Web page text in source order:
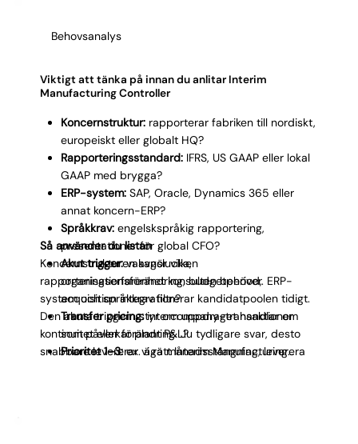
Behovsanalys
Viktigt att tänka på innan du anlitar Interim
Manufacturing Controller
Koncernstruktur:rapporterar fabriken till nordiskt,
europeiskt eller globalt HQ?
Rapporteringsstandard:IFRS, US GAAP eller lokal
GAAP med brygga?
ERP-system:SAP, Oracle, Dynamics 365 eller
annat koncern-ERP?
Språkkrav:engelskspråkig rapportering,
presentationer för global CFO?
Akut trigger:vakanslucka,
organisationsförändring, budgetperiod,
acquisition integration?
Transfer pricing:intercompany-transaktioner
som påverkar plant P&L?
Prioritet 1–3:ex. äga månadsstängning, leverera
Så använder du listan
Koncernstrukturen avgör vilken
rapporteringserfarenhet konsulten behöver. ERP-
system och språkkrav filtrerar kandidatpoolen tidigt.
Den akuta triggern styr om uppdraget handlar om
kontinuitet eller förändring. Ju tydligare svar, desto
snabbare levererar vi rätt Interim Manufacturing